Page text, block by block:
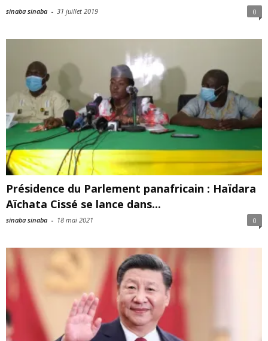
sinaba sinaba - 31 juillet 2019 0
Présidence du Parlement panafricain : Haïdara
Aïchata Cissé se lance dans...
sinaba sinaba - 18 mai 2021 0